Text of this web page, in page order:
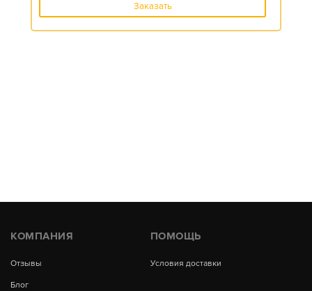
Заказать
КОМПАНИЯ
Отзывы
Блог
ПОМОЩЬ
Условия доставки